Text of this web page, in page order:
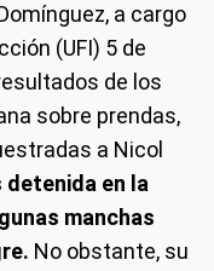
a cargo
(UFI) 5 de
de los
sobre prendas,
a Nicol
detenida en la
manchas
No obstante, su